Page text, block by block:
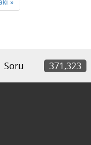
Soru 371,323